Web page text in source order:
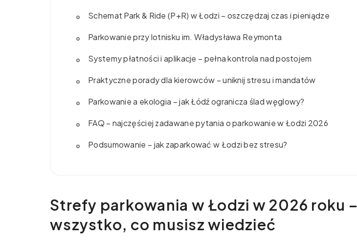
Schemat Park & Ride (P+R) w Łodzi – oszczędzaj czas i pieniądze
Parkowanie przy lotnisku im. Władysława Reymonta
Systemy płatności i aplikacje – pełna kontrola nad postojem
Praktyczne porady dla kierowców – uniknij stresu i mandatów
Parkowanie a ekologia – jak Łódź ogranicza ślad węglowy?
FAQ – najczęściej zadawane pytania o parkowanie w Łodzi 2026
Podsumowanie – jak zaparkować w Łodzi bez stresu?
Strefy parkowania w Łodzi w 2026 roku –
wszystko, co musisz wiedzieć